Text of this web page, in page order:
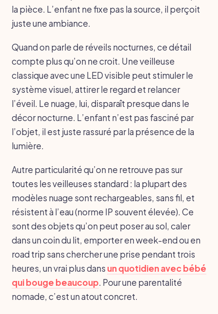
la pièce. L’enfant ne fixe pas la source, il perçoit
juste une ambiance.
Quand on parle de réveils nocturnes, ce détail
compte plus qu’on ne croit. Une veilleuse
classique avec une LED visible peut stimuler le
système visuel, attirer le regard et relancer
l’éveil. Le nuage, lui, disparaît presque dans le
décor nocturne. L’enfant n’est pas fasciné par
l’objet, il est juste rassuré par la présence de la
lumière.
Autre particularité qu’on ne retrouve pas sur
toutes les veilleuses standard : la plupart des
modèles nuage sont rechargeables, sans fil, et
résistent à l’eau (norme IP souvent élevée). Ce
sont des objets qu’on peut poser au sol, caler
dans un coin du lit, emporter en week-end ou en
road trip sans chercher une prise pendant trois
heures, un vrai plus dans un quotidien avec bébé
qui bouge beaucoup. Pour une parentalité
nomade, c’est un atout concret.